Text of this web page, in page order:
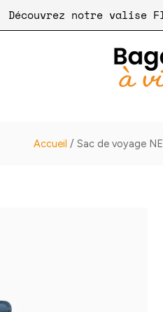
🧳 Découvrez notre
Accueil / Sac de voyage